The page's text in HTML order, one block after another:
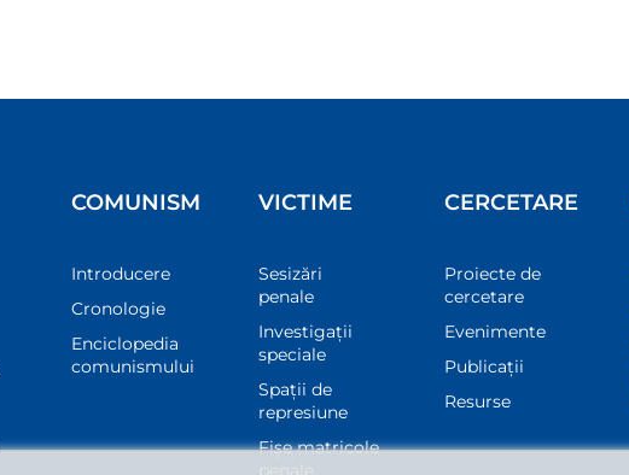
COMUNISM
Introducere
Cronologie
Enciclopedia
comunismului
VICTIME
Sesizări
penale
Investigații
speciale
Spații de
represiune
Fișe matricole
penale
CERCETARE
Proiecte de
cercetare
Evenimente
Publicații
Resurse